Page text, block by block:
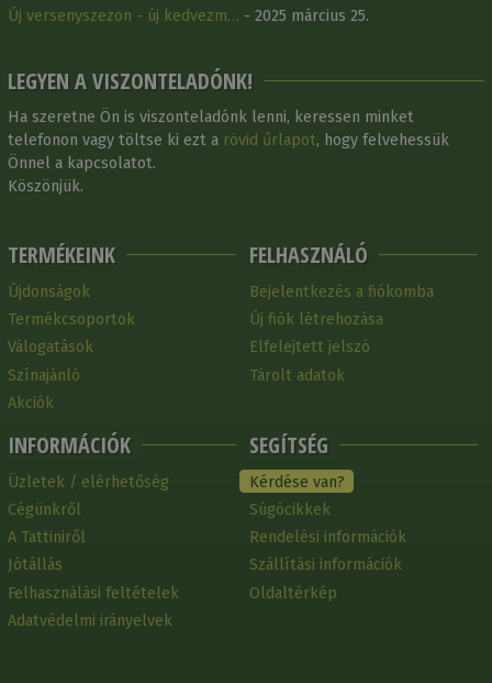
Új versenyszezon - új kedvezm… - 2025 március 25.
LEGYEN A VISZONTELADÓNK!
Ha szeretne Ön is viszonteladónk lenni, keressen minket
telefonon vagy töltse ki ezt a rövid űrlapot, hogy felvehessük
Önnel a kapcsolatot.
Köszönjük.
TERMÉKEINK
Újdonságok
Termékcsoportok
Válogatások
Színajánló
Akciók
INFORMÁCIÓK
Üzletek / elérhetőség
Cégünkről
A Tattiniről
Jótállás
Felhasználási feltételek
Adatvédelmi irányelvek
FELHASZNÁLÓ
Bejelentkezés a fiókomba
Új fiók létrehozása
Elfelejtett jelszó
Tárolt adatok
SEGÍTSÉG
Kérdése van?
Súgócikkek
Rendelési információk
Szállítási információk
Oldaltérkép